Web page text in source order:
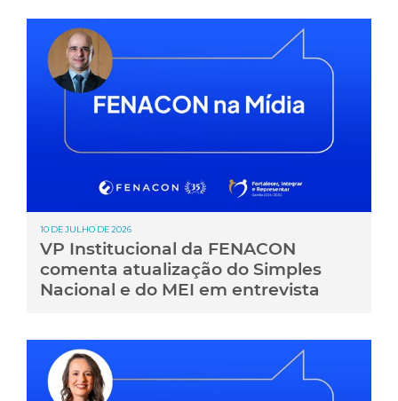
10 DE JULHO DE 2026
VP Institucional da FENACON
comenta atualização do Simples
Nacional e do MEI em entrevista